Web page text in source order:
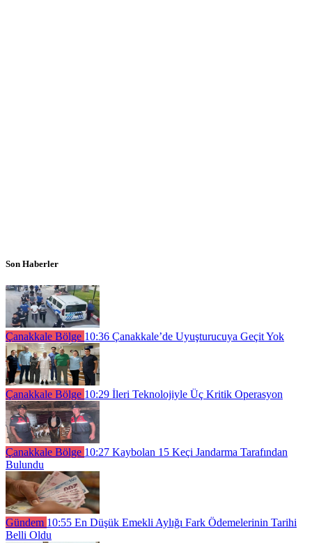
Son Haberler
Çanakkale Bölge 10:36 Çanakkale’de Uyuşturucuya Geçit Yok
Çanakkale Bölge 10:29 İleri Teknolojiyle Üç Kritik Operasyon
Çanakkale Bölge 10:27 Kaybolan 15 Keçi Jandarma Tarafından
Bulundu
Gündem 10:55 En Düşük Emekli Aylığı Fark Ödemelerinin Tarihi
Belli Oldu